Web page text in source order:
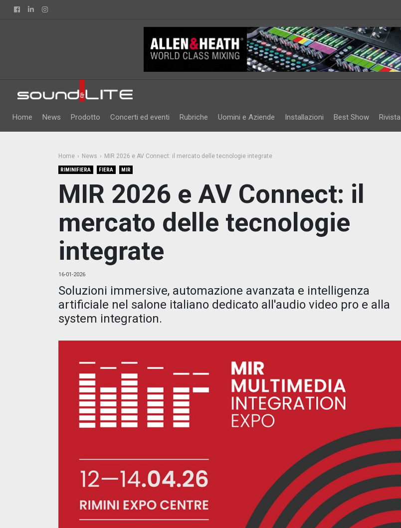
FacebookLinkedin
Home News Prodotto Concerti ed eventi Rubriche Uomini e Aziende Installazioni Best Show Rivista
Home News MIR 2026 e AV Connect: il mercato delle tecnologie integrate
RIMINIFIERA FIERA MIR
MIR 2026 e AV Connect: il
mercato delle tecnologie
integrate
16-01-2026
Soluzioni immersive, automazione avanzata e intelligenza
artificiale nel salone italiano dedicato all'audio video pro e alla
system integration.